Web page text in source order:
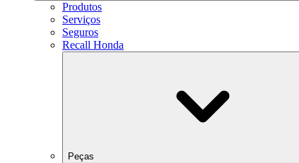
Produtos
Serviços
Seguros
Recall Honda
Peças